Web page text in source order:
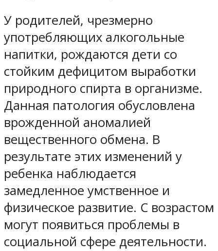
У родителей, чрезмерно
употребляющих алкогольные
напитки, рождаются дети со
стойким дефицитом выработки
природного спирта в организме.
Данная патология обусловлена
врожденной аномалией
вещественного обмена. В
результате этих изменений у
ребенка наблюдается
замедленное умственное и
физическое развитие. С возрастом
могут появиться проблемы в
социальной сфере деятельности.